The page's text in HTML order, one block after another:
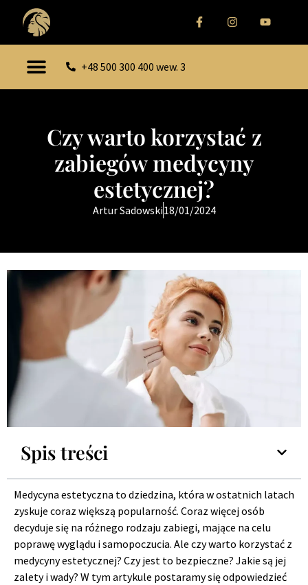
+48 500 300 400 wew. 3
Czy warto korzystać z
zabiegów medycyny
estetycznej?
Artur Sadowski18/01/2024
Spis treści
Medycyna estetyczna to dziedzina, która w ostatnich latach
zyskuje coraz większą popularność. Coraz więcej osób
decyduje się na różnego rodzaju zabiegi, mające na celu
poprawę wyglądu i samopoczucia. Ale czy warto korzystać z
medycyny estetycznej? Czy jest to bezpieczne? Jakie są jej
zalety i wady? W tym artykule postaramy się odpowiedzieć